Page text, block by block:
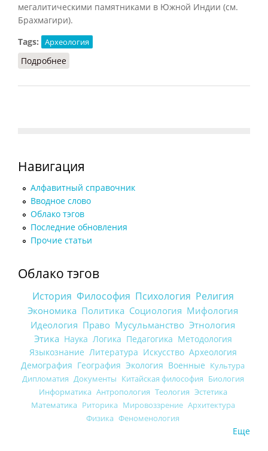
мегалитическими памятниками в Южной Индии (см.
Брахмагири).
Tags:
Археология
Подробнее
Навигация
Алфавитный справочник
Вводное слово
Облако тэгов
Последние обновления
Прочие статьи
Облако тэгов
История Философия Психология Религия
Экономика Политика Социология Мифология
Идеология Право Мусульманство Этнология
Этика Наука Логика Педагогика Методология
Языкознание Литература Искусство Археология
Демография География Экология Военные Культура
Дипломатия Документы Китайская философия Биология
Информатика Антропология Теология Эстетика
Математика Риторика Мировоззрение Архитектура
Физика Феноменология
Еще